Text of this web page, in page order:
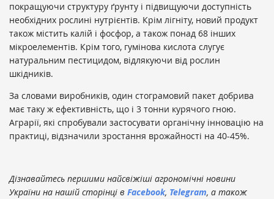
покращуючи структуру ґрунту і підвищуючи доступність
необхідних рослині нутрієнтів. Крім лігніту, новий продукт
також містить калій і фосфор, а також понад 68 інших
мікроелементів. Крім того, гумінова кислота слугує
натуральним пестицидом, відлякуючи від рослин
шкідників.
За словами виробників, один стограмовий пакет добрива
має таку ж ефективність, що і 3 тонни курячого гною.
Аграрії, які спробували застосувати органічну інновацію на
практиці, відзначили зростання врожайності на 40-45%.
Дізнавайтесь першими найсвіжіші агрономічні новини
України на нашій сторінці в Facebook, Telegram, а також